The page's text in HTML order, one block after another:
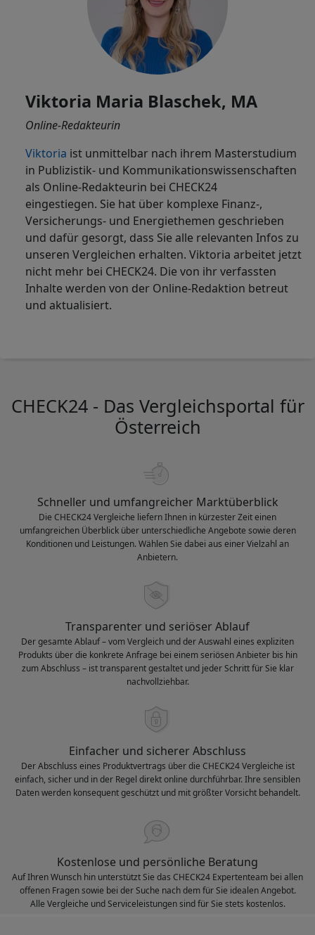
Viktoria Maria Blaschek, MA
Online-Redakteurin
Viktoria ist unmittelbar nach ihrem Masterstudium
in Publizistik- und Kommunikationswissenschaften
als Online-Redakteurin bei CHECK24
eingestiegen. Sie hat über komplexe Finanz-,
Versicherungs- und Energiethemen geschrieben
und dafür gesorgt, dass Sie alle relevanten Infos zu
unseren Vergleichen erhalten. Viktoria arbeitet jetzt
nicht mehr bei CHECK24. Die von ihr verfassten
Inhalte werden von der Online-Redaktion betreut
und aktualisiert.
CHECK24 - Das Vergleichsportal für
Österreich
Schneller und umfangreicher Marktüberblick
Die CHECK24 Vergleiche liefern Ihnen in kürzester Zeit einen
umfangreichen Überblick über unterschiedliche Angebote sowie deren
Konditionen und Leistungen. Wählen Sie dabei aus einer Vielzahl an
Anbietern.
Transparenter und seriöser Ablauf
Der gesamte Ablauf – vom Vergleich und der Auswahl eines expliziten
Produkts über die konkrete Anfrage bei einem seriösen Anbieter bis hin
zum Abschluss – ist transparent gestaltet und jeder Schritt für Sie klar
nachvollziehbar.
Einfacher und sicherer Abschluss
Der Abschluss eines Produktvertrags über die CHECK24 Vergleiche ist
einfach, sicher und in der Regel direkt online durchführbar. Ihre sensiblen
Daten werden konsequent geschützt und mit größter Vorsicht behandelt.
Kostenlose und persönliche Beratung
Auf Ihren Wunsch hin unterstützt Sie das CHECK24 Expertenteam bei allen
offenen Fragen sowie bei der Suche nach dem für Sie idealen Angebot.
Alle Vergleiche und Serviceleistungen sind für Sie stets kostenlos.